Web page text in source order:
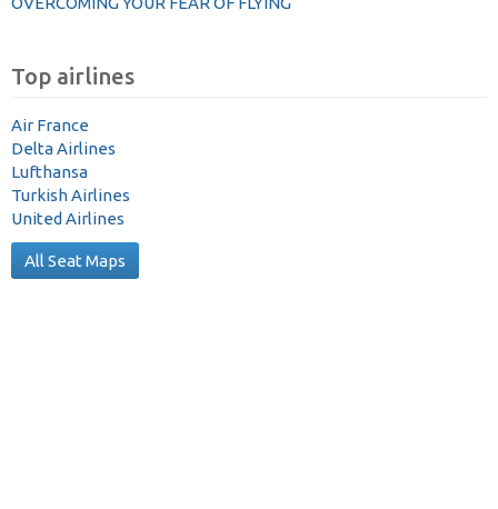
Top airlines
Air France
Delta Airlines
Lufthansa
Turkish Airlines
United Airlines
All Seat Maps